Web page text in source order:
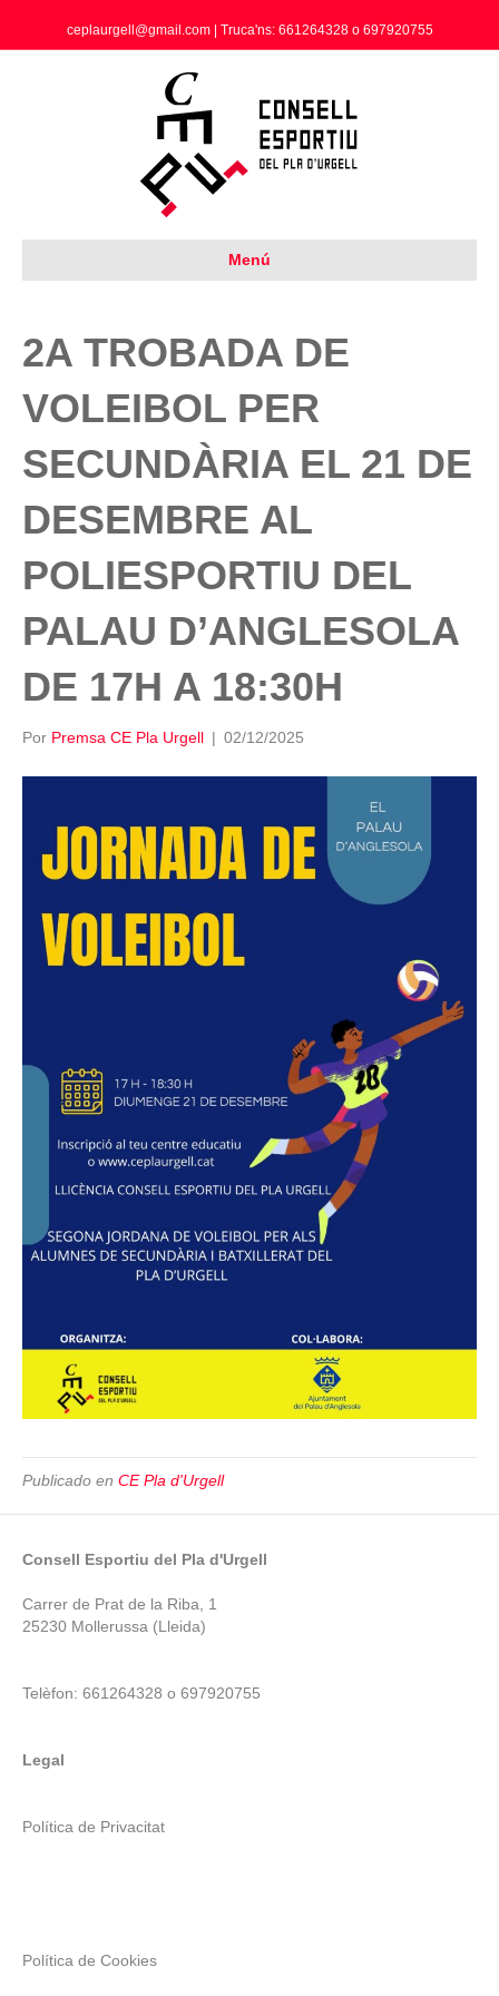
ceplaurgell@gmail.com | Truca'ns: 661264328 o 697920755
Menú
2A TROBADA DE
VOLEIBOL PER
SECUNDÀRIA EL 21 DE
DESEMBRE AL
POLIESPORTIU DEL
PALAU D’ANGLESOLA
DE 17H A 18:30H
Por Premsa CE Pla Urgell | 02/12/2025
Publicado en CE Pla d'Urgell
Consell Esportiu del Pla d'Urgell
Carrer de Prat de la Riba, 1
25230 Mollerussa (Lleida)
Telèfon: 661264328 o 697920755
Legal
Política de Privacitat
Política de Cookies